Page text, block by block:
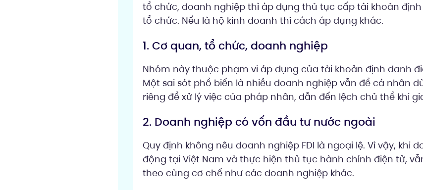
tổ chức, doanh nghiệp thì áp dụng thủ tục cấp tài khoản
tổ chức. Nếu là hộ kinh doanh thì cách áp dụng khác.
1. Cơ quan, tổ chức, doanh nghiệp
Nhóm này thuộc phạm vi áp dụng của tài khoản định danh
Một sai sót phổ biến là nhiều doanh nghiệp vẫn để cá nhân
riêng để xử lý việc của pháp nhân, dẫn đến lệch chủ thể khi
2. Doanh nghiệp có vốn đầu tư nước ngoài
Quy định không nêu doanh nghiệp FDI là ngoại lệ. Vì vậy, khi
động tại Việt Nam và thực hiện thủ tục hành chính điện tử,
theo cùng cơ chế như các doanh nghiệp khác.